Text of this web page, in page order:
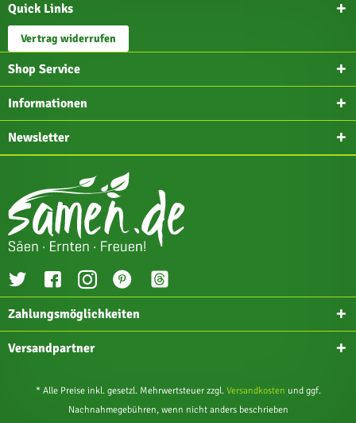
Quick Links
Vertrag widerrufen
Shop Service
Informationen
Newsletter
Zahlungsmöglichkeiten
Versandpartner
* Alle Preise inkl. gesetzl. Mehrwertsteuer zzgl. Versandkosten und ggf.
Nachnahmegebühren, wenn nicht anders beschrieben